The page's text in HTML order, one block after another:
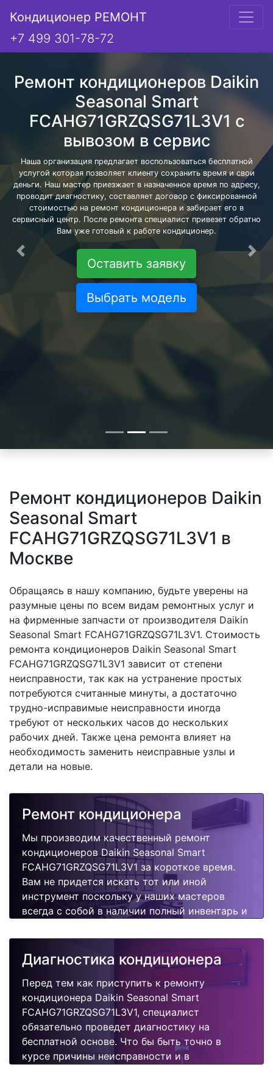
Кондиционер РЕМОНТ
+7 499 301-78-72
Ремонт кондиционеров Daikin
Seasonal Smart
FCAHG71GRZQSG71L3V1 с
вывозом в сервис
Наша организация предлагает воспользоваться бесплатной
услугой которая позволяет клиенту сохранить время и свои
деньги. Наш мастер приезжает в назначенное время по адресу,
проводит диагностику, составляет договор с фиксированной
стоимостью на ремонт кондиционера и забирает его в
сервисный центр. После ремонта специалист привезет обратно
Вам уже готовый к работе кондиционер.
Оставить заявку
Выбрать модель
Предыдущая
Ремонт кондиционеров Daikin
Seasonal Smart
FCAHG71GRZQSG71L3V1 в
Москве
Обращаясь в нашу компанию, будьте уверены на
разумные цены по всем видам ремонтных услуг и
на фирменные запчасти от производителя Daikin
Seasonal Smart FCAHG71GRZQSG71L3V1. Стоимость
ремонта кондиционеров Daikin Seasonal Smart
FCAHG71GRZQSG71L3V1 зависит от степени
неисправности, так как на устранение простых
потребуются считанные минуты, а достаточно
трудно-исправимые неисправности иногда
требуют от нескольких часов до нескольких
рабочих дней. Также цена ремонта влияет на
необходимость заменить неисправные узлы и
детали на новые.
Ремонт кондиционера
Мы производим качественный ремонт
кондиционеров Daikin Seasonal Smart
FCAHG71GRZQSG71L3V1 за короткое время.
Вам не придется искать тот или иной
инструмент поскольку у наших мастеров
всегда с собой в наличии полный инвентарь и
кондиционера. Отремонтируем быстро,
качественно и недорого.
Диагностика кондиционера
Перед тем как приступить к ремонту
кондиционера Daikin Seasonal Smart
FCAHG71GRZQSG71L3V1, специалист
обязательно проведет диагностику на
бесплатной основе. Что бы быть точно в
курсе причины неисправности и в